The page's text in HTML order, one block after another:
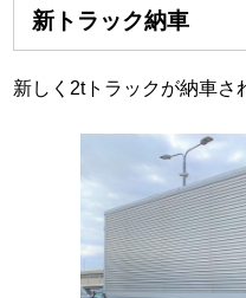
新トラック納車
新しく2tトラックが納車さ